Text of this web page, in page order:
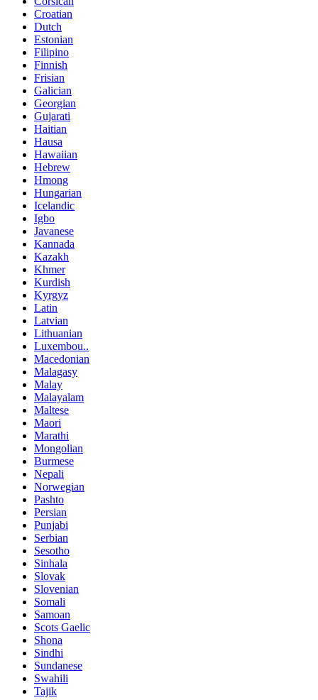
Croatian
Dutch
Estonian
Filipino
Finnish
Frisian
Galician
Georgian
Gujarati
Haitian
Hausa
Hawaiian
Hebrew
Hmong
Hungarian
Icelandic
Igbo
Javanese
Kannada
Kazakh
Khmer
Kurdish
Kyrgyz
Latin
Latvian
Lithuanian
Luxembou..
Macedonian
Malagasy
Malay
Malayalam
Maltese
Maori
Marathi
Mongolian
Burmese
Nepali
Norwegian
Pashto
Persian
Punjabi
Serbian
Sesotho
Sinhala
Slovak
Slovenian
Somali
Samoan
Scots Gaelic
Shona
Sindhi
Sundanese
Swahili
Tajik